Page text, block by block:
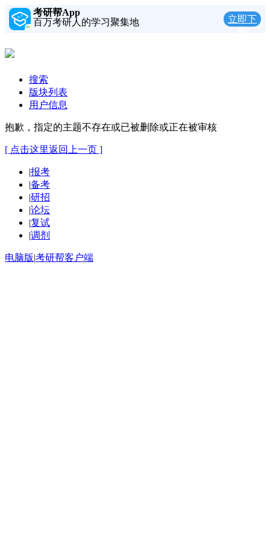
考研帮App
百万考研人的学习聚集地
立即下
搜索
版块列表
用户信息
抱歉，指定的主题不存在或已被删除或正在被审核
[ 点击这里返回上一页 ]
|报考
|备考
|研招
|论坛
|复试
|调剂
电脑版|考研帮客户端